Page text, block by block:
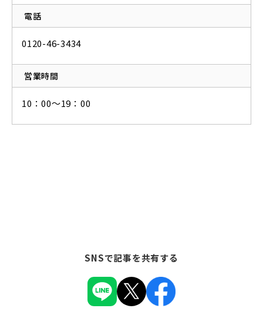
電話
0120-46-3434
営業時間
10：00～19：00
SNSで記事を共有する